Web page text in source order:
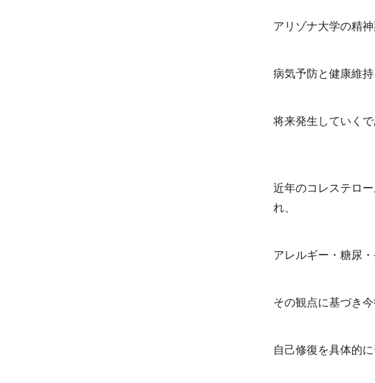
アリゾナ大学の精
病気予防と健康維
将来発生していく
近年のコレステロ
れ、
アレルギー・糖尿
その観点に基づき
自己修復を具体的